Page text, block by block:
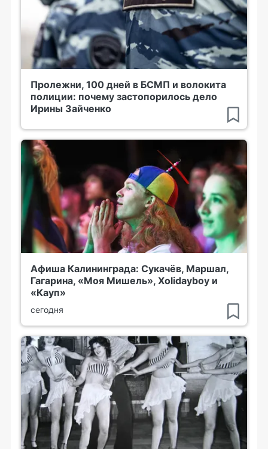
Пролежни, 100 дней в БСМП и волокита
полиции: почему застопорилось дело
Ирины Зайченко
Афиша Калининграда: Сукачёв, Маршал,
Гагарина, «Моя Мишель», Xolidayboy и
«Кауп»
сегодня